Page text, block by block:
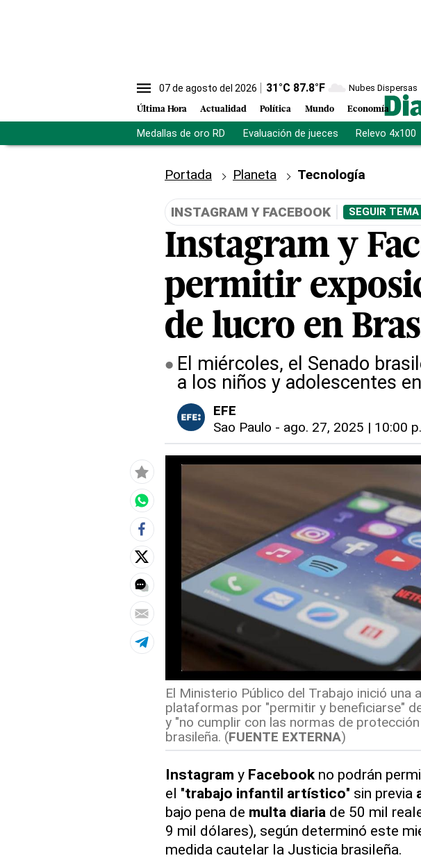
07 de agosto del 2026 31 °C 87.8°F Nubes Dispersas
Última Hora Actualidad Política Mundo Economía
Medallas de oro RD Evaluación de jueces Relevo 4x100
Portada Planeta Tecnología
INSTAGRAM Y FACEBOOK SEGUIR TEMA
Instagram y
permitir
de lucro en
El miércoles, el Senado
a los niños y adolescentes
EFE
Sao Paulo - ago. 27, 2025 | 10:00
El Ministerio Público del Trabajo inició una
plataformas por "permitir y beneficiarse"
y "no cumplir con las normas de
brasileña. (FUENTE EXTERNA)
Instagram y Facebookno podrán
el "trabajo infantil artístico" sin previa
bajo pena de multa diariade 50 mil
9 mil dólares), según determinó este
medida cautelar la Justicia brasileña.